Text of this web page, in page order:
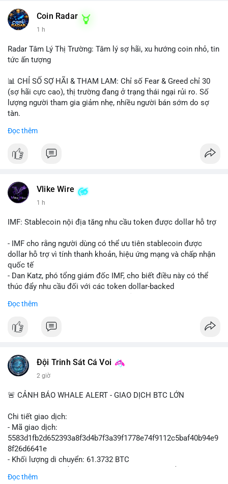
Coin Radar
1 h
Radar Tâm Lý Thị Trường: Tâm lý sợ hãi, xu hướng coin nhỏ, tin
tức ấn tượng
📊 CHỈ SỐ SỢ HÃI & THAM LAM: Chỉ số Fear & Greed chỉ 30
(sợ hãi cực cao), thị trường đang ở trạng thái ngại rủi ro. Số
lượng người tham gia giảm nhẹ, nhiều người bán sớm do sợ
tàn.
📈 XU HƯỚNG TÌM KIẾM & THẢO LUẬN: Biconomy (BICO),
coin được tìm kiếm nhiều nhất. Chủ đề NFT (Pudgy Penguins),
💬 DÒNG CHẢY TIN TỨC & TRUYỀN THÔNG: Bàn tán trên
Binance Square tập trung vào lệnh kẹp, dự báo NVDA và Musk
luận về Clearity Act.
💡 NHẬN ĐỊNH & KHUYẾN NGHỊ: Tâm lý ngắn hạn vẫn tiêu
cực do sợ hãi, nhưng xu hướng coin nhỏ và tin tức AI/NVIDA
có thể tạo cơ hội mua sớm. Cần theo dõi sự thay đổi trong
chính sách crypto Mỹ.
Đọc thêm
Vlike Wire
1 h
IMF: Stablecoin nội địa tăng nhu cầu token được dollar hỗ trợ
- IMF cho rằng người dùng có thể ưu tiên stablecoin được
dollar hỗ trợ vì tính thanh khoản, hiệu ứng mạng và chấp nhận
quốc tế
- Dan Katz, phó tổng giám đốc IMF, cho biết điều này có thể
thúc đẩy nhu cầu đối với các token dollar-backed
triển stablecoin nội địa
$btc $eth
📰 Nguồn: Cointelegraph
Đọc thêm
Đội Trinh Sát Cá Voi
2 giờ
🚨 CẢNH BÁO WHALE ALERT - GIAO DỊCH BTC LỚN
Chi tiết giao dịch:
- Mã giao dịch:
5583d1fb2d652393a8f3d4b7f3a39f1778e74f9112c5baf40b94e9
8f26d6641e
- Khối lượng di chuyển: 61.3732 BTC
USD)
Đọc thêm